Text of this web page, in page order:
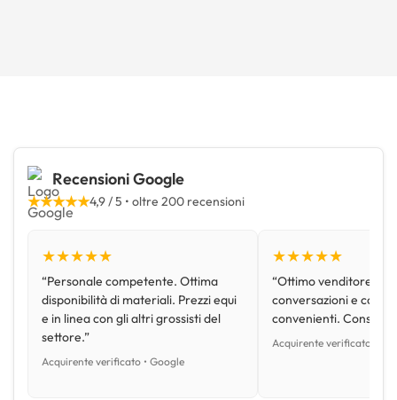
Recensioni Google
★★★★★4,9 / 5 • oltre 200 recensioni
★★★★★
“Personale competente. Ottima
disponibilità di materiali. Prezzi equi
e in linea con gli altri grossisti del
settore.”
Acquirente verificato • Google
★★★★★
“Ottimo venditore,
conversazioni e con
convenienti.
Acquirente verificato •